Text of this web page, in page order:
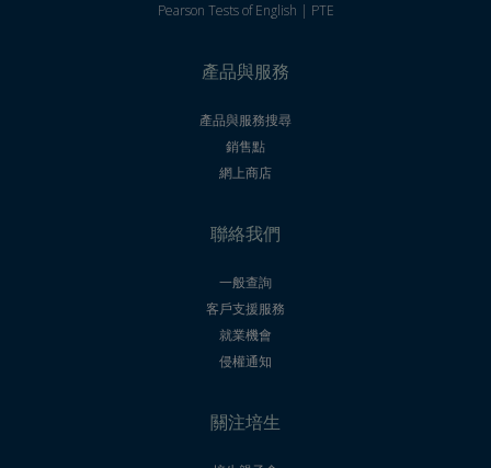
Pearson Tests of English | PTE
產品與服務
產品與服務搜尋
銷售點
網上商店
聯絡我們
一般查詢
客戶支援服務
就業機會
侵權通知
關注培生